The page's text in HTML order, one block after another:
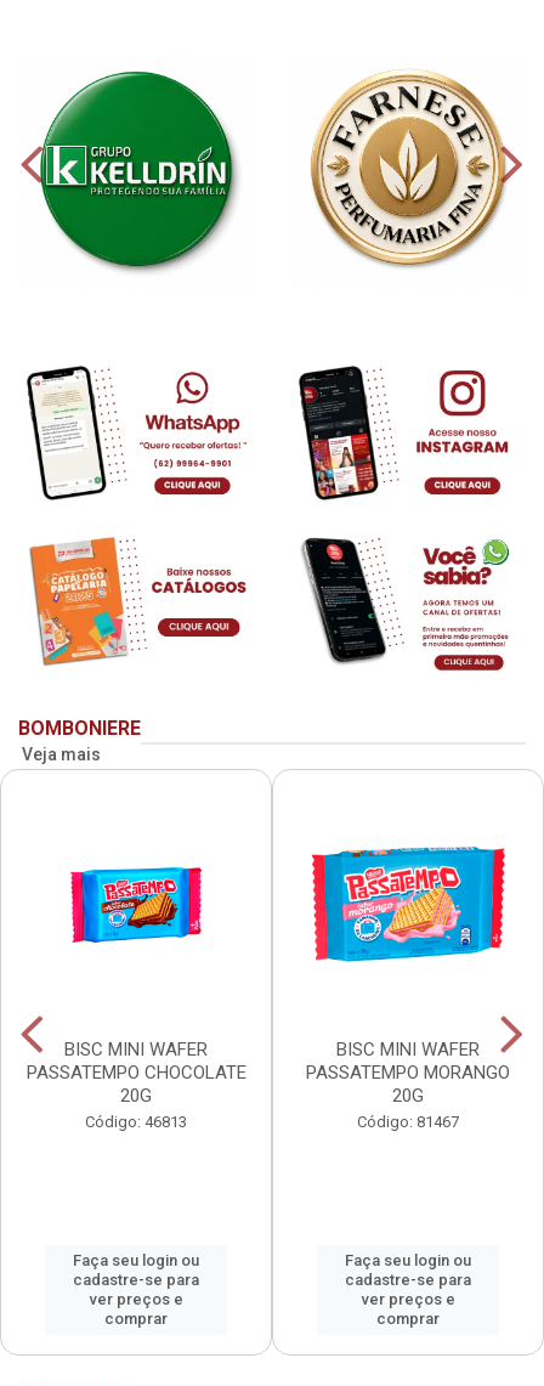
BOMBONIERE
Veja mais
BISC MINI WAFER
PASSATEMPO CHOCOLATE
20G
Código: 46813
Faça seu login ou
cadastre-se para
ver preços e
comprar
BISC MINI WAFER
PASSATEMPO MORANGO
20G
Código: 81467
Faça seu login ou
cadastre-se para
ver preços e
comprar